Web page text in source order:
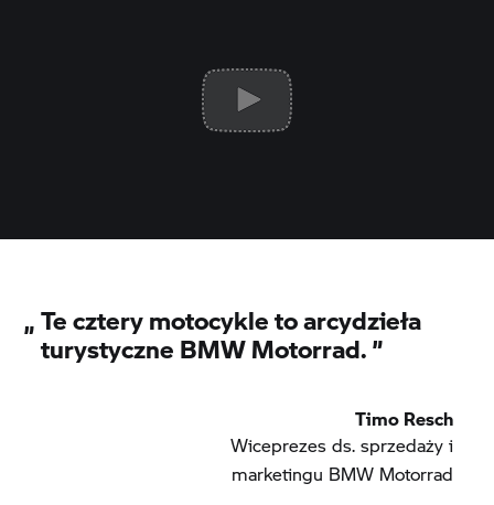
„Te cztery motocykle to arcydzieła
turystyczne BMW Motorrad.”
Timo Resch
Wiceprezes ds. sprzedaży i
marketingu BMW Motorrad